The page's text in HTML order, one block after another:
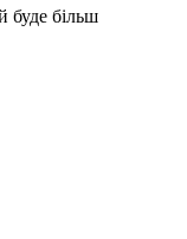
буде більш